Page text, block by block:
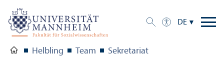
DE
Helbling Team Sekretariat